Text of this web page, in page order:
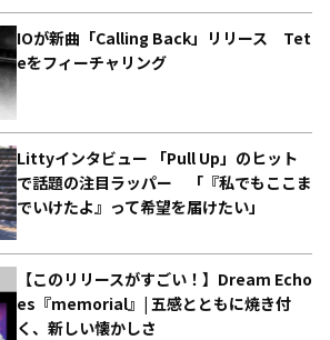
IOが新曲「Calling Back」リリース Tet
eをフィーチャリング
Littyインタビュー 「Pull Up」のヒット
で話題の注目ラッパー 「『私でもここま
でいけたよ』って希望を届けたい」
【このリリースがすごい！】Dream Echo
es『memorial』| 五感とともに焼き付
く、新しい懐かしさ